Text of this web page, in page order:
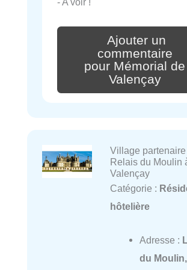
Ajouter un
commentaire
pour Mémorial de
Valençay
Village
Relais du Moulin
Valençay
Catégorie :
hôtelière
Adresse :
du